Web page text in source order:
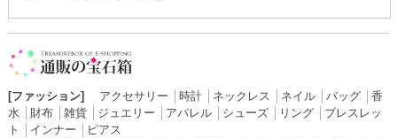
[ファッション] アクセサリー 時計│ ネックレス ネイル│ バッグ│ 香
水
財布│ 雑貨│ ジュエリー アパレル│ シューズ│ リング│ ブレスレッ
ト
インナー
ピアス